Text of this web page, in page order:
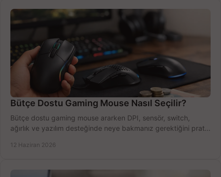
Bütçe Dostu Gaming Mouse Nasıl Seçilir?
Bütçe dostu gaming mouse ararken DPI, sensör, switch,
ağırlık ve yazılım desteğinde neye bakmanız gerektiğini pratik
12 Haziran 2026